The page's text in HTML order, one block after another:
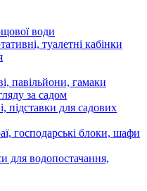
води
туалетні кабінки
павільйони, гамаки
за садом
підставки для садових
господарські блоки, шафи
для водопостачання,